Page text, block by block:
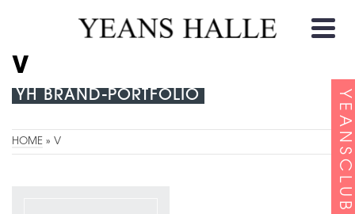
V
YH BRAND-PORTFOLIO
HOME » V YEANSCLUB